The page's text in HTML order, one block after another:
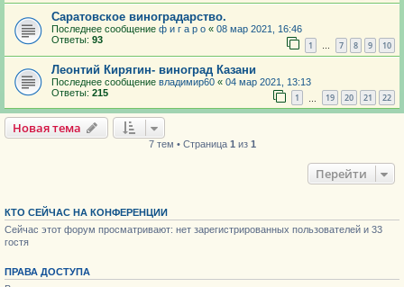
Саратовское виноградарство.
Последнее сообщение ф и г а р о « 08 мар 2021, 16:46
Ответы: 93 1 … 7 8 9 10
Леонтий Кирягин- виноград Казани
Последнее сообщение владимир60 « 04 мар 2021, 13:13
Ответы: 215 1 19 20 21 22
Новая тема
7 тем • Страница 1из 1
Перейти
КТО СЕЙЧАС НА КОНФЕРЕНЦИИ
Сейчас этот форум просматривают: нет зарегистрированных пользователей и 33
гостя
ПРАВА ДОСТУПА